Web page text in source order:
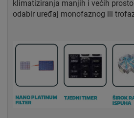
klimatiziranja manjih i većih
odabir uređaj monofaznog ili